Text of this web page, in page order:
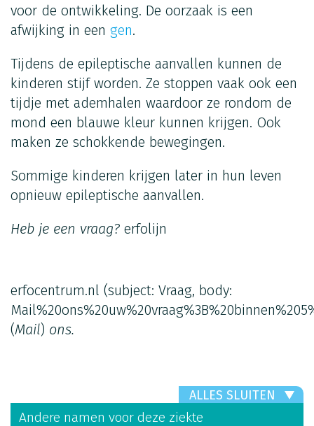
voor de ontwikkeling. De oorzaak is een
afwijking in een gen.
Tijdens de epileptische aanvallen kunnen de
kinderen stijf worden. Ze stoppen vaak ook een
tijdje met ademhalen waardoor ze rondom de
mond een blauwe kleur kunnen krijgen. Ook
maken ze schokkende bewegingen.
Sommige kinderen krijgen later in hun leven
opnieuw epileptische aanvallen.
Heb je een vraag? erfolijn
erfocentrum.nl (subject: Vraag, body:
(Mail) ons.
ALLES SLUITEN
Andere namen voor deze ziekte